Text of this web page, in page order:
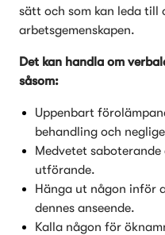
sätt och som kan leda till
arbetsgemenskapen.
Det kan handla om
såsom:
Uppenbart
behandling och
Medvetet
utförande.
Hänga ut någon inför
dennes anseende.
Kalla någon för